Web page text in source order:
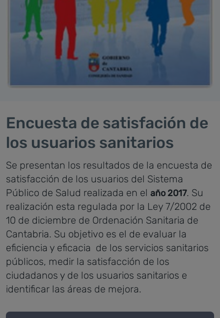
Encuesta de satisfación de
los usuarios sanitarios
Se presentan los resultados de la encuesta de
satisfacción de los usuarios del Sistema
Público de Salud realizada en el año 2017. Su
realización esta regulada por la Ley 7/2002 de
10 de diciembre de Ordenación Sanitaria de
Cantabria. Su objetivo es el de evaluar la
eficiencia y eficacia de los servicios sanitarios
públicos, medir la satisfacción de los
ciudadanos y de los usuarios sanitarios e
identificar las áreas de mejora.